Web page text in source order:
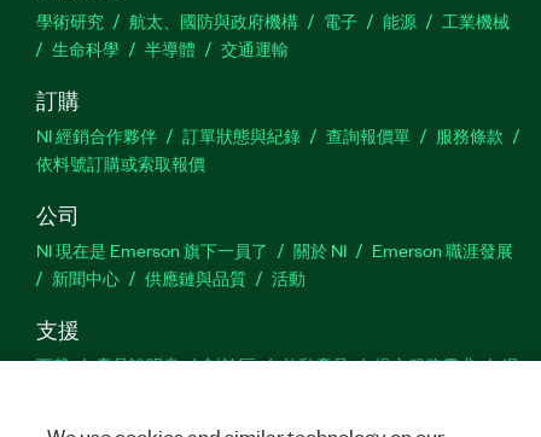
學術研究 航太、國防與政府機構 電子 能源
工業機械
生命科學
半導體 交通運輸
訂購
NI 經銷合作夥伴 訂單狀態與紀錄 查詢報價單
服務條款
依料號訂購或索取報價
公司
NI 現在是 Emerson 旗下一員了 關於 NI
Emerson 職涯發展
新聞中心
供應鏈與品質 活動
支援
下載 產品說明書 討論區 啟動產品 提交服務需求
網